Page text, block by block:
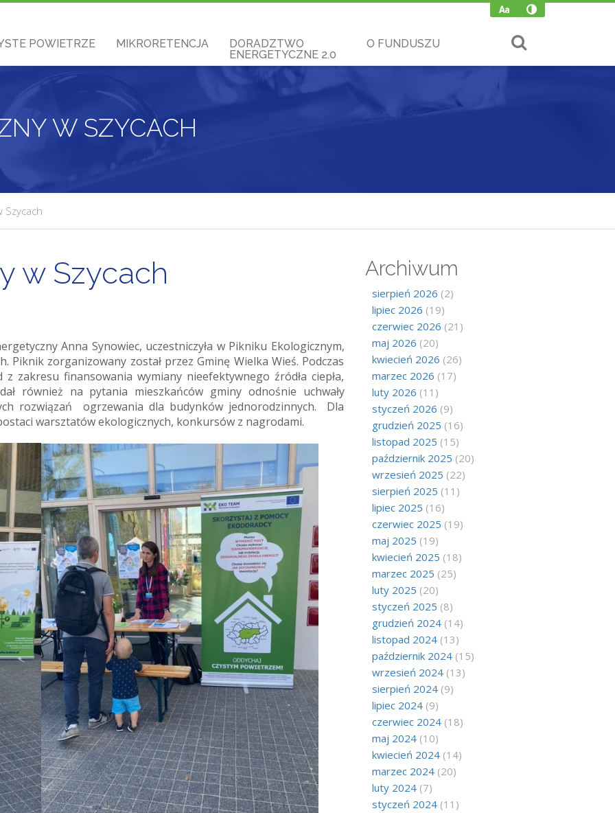
POWIETRZE MIKRORETENCJA
DORADZTWO
ENERGETYCZNE 2.0
O FUNDUSZU
W SZYCACH
Szycach
w Szycach
Anna Synowiec, uczestniczyła w Pikniku Ekologicznym,
Piknik zorganizowany został przez Gminę Wielka Wieś. Podczas
zakresu finansowania wymiany nieefektywnego źródła ciepła,
również na pytania mieszkańców gminy odnośnie uchwały
rozwiązań ogrzewania dla budynków jednorodzinnych. Dla
warsztatów ekologicznych, konkursów z nagrodami.
Archiwum
sierpień 2026 (2)
lipiec 2026 (19)
czerwiec 2026 (21)
maj 2026 (20)
kwiecień 2026 (26)
marzec 2026 (17)
luty 2026 (11)
styczeń 2026 (9)
grudzień 2025 (16)
listopad 2025 (15)
październik 2025 (20)
wrzesień 2025 (22)
sierpień 2025 (11)
lipiec 2025 (16)
czerwiec 2025 (19)
maj 2025 (19)
kwiecień 2025 (18)
marzec 2025 (25)
luty 2025 (20)
styczeń 2025 (8)
grudzień 2024(14)
listopad 2024(13)
październik 2024(15)
wrzesień 2024(13)
sierpień 2024(9)
lipiec 2024(9)
czerwiec 2024(18)
maj 2024(10)
kwiecień 2024(14)
marzec 2024(20)
luty 2024(7)
styczeń 2024(11)